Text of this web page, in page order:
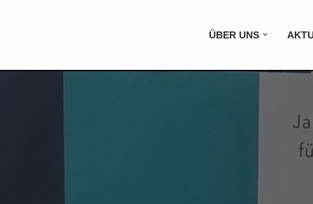
ÜBER UNS